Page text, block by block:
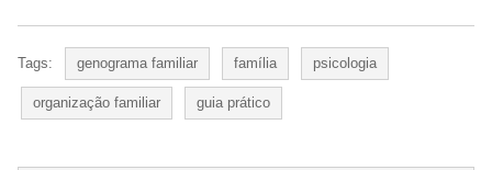
Tags: genograma familiar família psicologia
organização familiar guia prático